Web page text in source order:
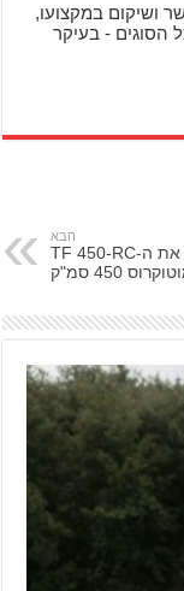
ושיקום במקצועו,
הסוגים - בעיקר
הבא
טריומף חושפת את ה-TF 450-RC
450 סמ"ק